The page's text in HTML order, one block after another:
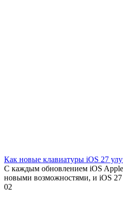
Как новые клавиатуры iOS 27
С каждым обновлением iOS Apple
новыми возможностями, и iOS 27
02